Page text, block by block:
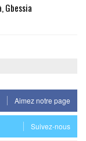
Gbessia
Aimez notre page
Suivez-nous